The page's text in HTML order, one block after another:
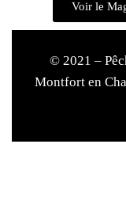
Voir le
© 2021 –
Montfort en